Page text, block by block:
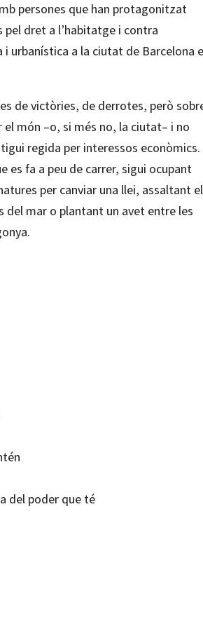
persones que han protagonitzat
dret a l’habitatge i contra
i urbanística a la ciutat de Barcelona
de victòries, de derrotes, però
món –o, si més no, la ciutat– i no
regida per interessos econòmics.
es fa a peu de carrer, sigui ocupant
per canviar una llei, assaltant el
del mar o plantant un avet entre les
del poder que té